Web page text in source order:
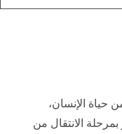
حياة الإنسان،
الانتقال من